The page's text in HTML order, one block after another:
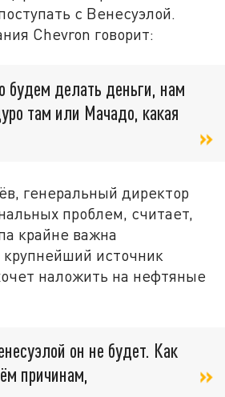
с Венесуэлой.
Chevron говорит:
будем делать деньги, нам
там или Мачадо, какая
генеральный директор
проблем, считает,
крайне важна
источник
наложить на нефтяные
он не будет. Как
причинам,